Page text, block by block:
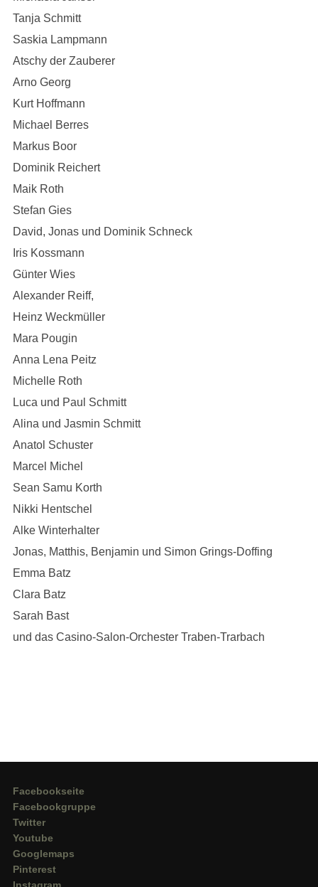
Tanja Schmitt
Saskia Lampmann
Atschy der Zauberer
Arno Georg
Kurt Hoffmann
Michael Berres
Markus Boor
Dominik Reichert
Maik Roth
Stefan Gies
David, Jonas und Dominik Schneck
Iris Kossmann
Günter Wies
Alexander Reiff,
Heinz Weckmüller
Mara Pougin
Anna Lena Peitz
Michelle Roth
Luca und Paul Schmitt
Alina und Jasmin Schmitt
Anatol Schuster
Marcel Michel
Sean Samu Korth
Nikki Hentschel
Alke Winterhalter
Jonas, Matthis, Benjamin und Simon Grings-Doffing
Emma Batz
Clara Batz
Sarah Bast
und das Casino-Salon-Orchester Traben-Trarbach
Facebookseite
Facebookgruppe
Twitter
Youtube
Googlemaps
Pinterest